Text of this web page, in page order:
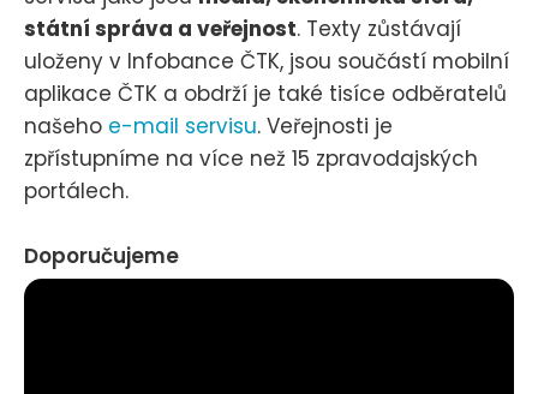
státní správa a veřejnost. Texty zůstávají
uloženy v Infobance ČTK, jsou součástí mobilní
aplikace ČTK a obdrží je také tisíce odběratelů
našeho e-mail servisu. Veřejnosti je
zpřístupníme na více než 15 zpravodajských
portálech.
Doporučujeme